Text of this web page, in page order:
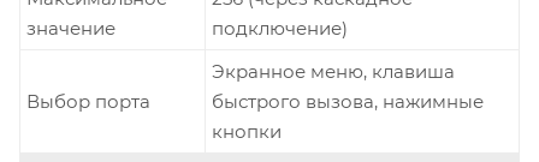
значение
подключение)
Выбор порта
Экранное меню, клавиша
быстрого вызова, нажимные
кнопки